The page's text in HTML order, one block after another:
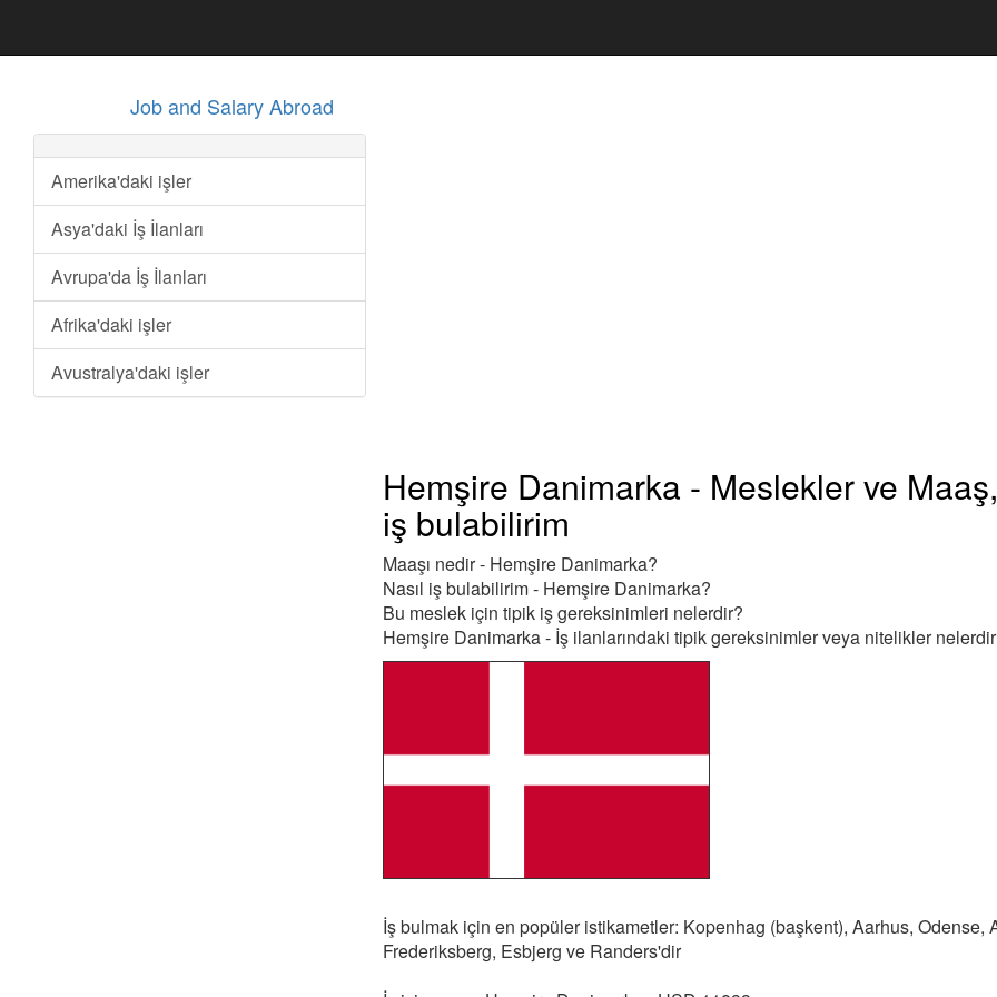
Job and Salary Abroad
Amerika'daki işler
Asya'daki İş İlanları
Avrupa'da İş İlanları
Afrika'daki işler
Avustralya'daki işler
Hemşire Danimarka - Meslekler ve
iş bulabilirim
Maaşı nedir - Hemşire Danimarka?
Nasıl iş bulabilirim - Hemşire Danimarka?
Bu meslek için tipik iş gereksinimleri nelerdir?
Hemşire Danimarka - İş ilanlarındaki tipik gereksinimler veya nitelikler
İş bulmak için en popüler istikametler: Kopenhag (başkent), Aarhus, Odense,
Frederiksberg, Esbjerg ve Randers'dir